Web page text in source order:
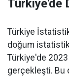
Türkiye'de
Türkiye
doğum
Türkiye'de 2023
gerçekleşti. Bu